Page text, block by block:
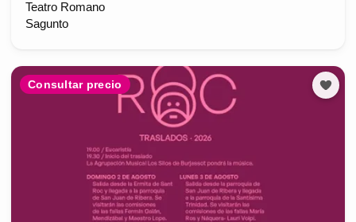
Teatro Romano
Sagunto
Consultar precio